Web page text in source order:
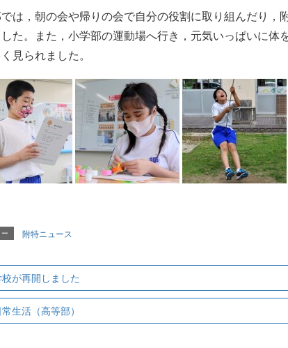
は，朝の会や帰りの会で自分の役割に取り組んだり，
した。また，小学部の運動場へ行き，元気いっぱいに体
見られました。
附特ニュース
校が再開しました
常生活（高等部）